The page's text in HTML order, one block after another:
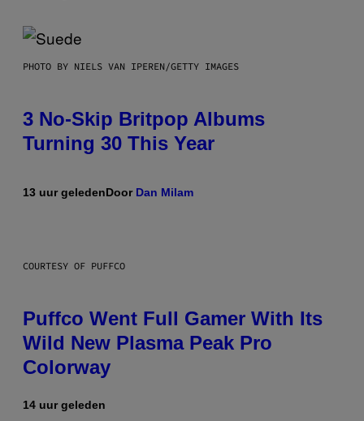
PHOTO BY NIELS VAN IPEREN/GETTY IMAGES
3 No-Skip Britpop Albums
Turning 30 This Year
13 uur geledenDoor Dan Milam
COURTESY OF PUFFCO
Puffco Went Full Gamer With Its
Wild New Plasma Peak Pro
Colorway
14 uur geleden